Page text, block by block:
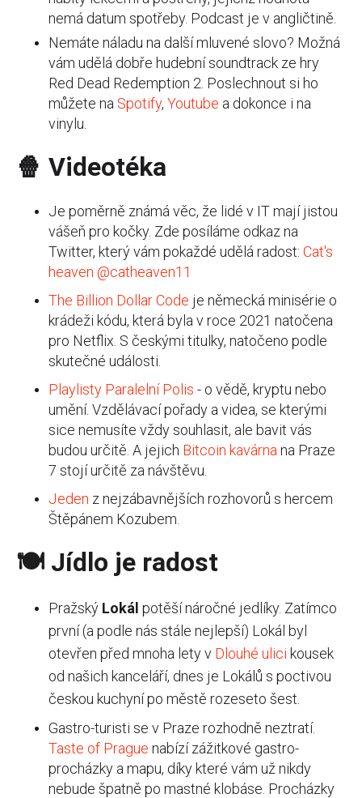
nemá datum spotřeby. Podcast je v angličtině.
Nemáte náladu na další mluvené slovo? Možná
vám udělá dobře hudební soundtrack ze hry
Red Dead Redemption 2. Poslechnout si ho
můžete na Spotify, Youtube a dokonce i na
vinylu.
🍿 Videotéka
Je poměrně známá věc, že lidé v IT mají jistou
vášeň pro kočky. Zde posíláme odkaz na
Twitter, který vám pokaždé udělá radost: Cat's
heaven @catheaven11
The Billion Dollar Code je německá minisérie o
krádeži kódu, která byla v roce 2021 natočena
pro Netflix. S českými titulky, natočeno podle
skutečné události.
Playlisty Paralelní Polis - o vědě, kryptu nebo
umění. Vzdělávací pořady a videa, se kterými
sice nemusíte vždy souhlasit, ale bavit vás
budou určitě. A jejich Bitcoin kavárna na Praze
7 stojí určitě za návštěvu.
Jeden z nejzábavnějších rozhovorů s hercem
Štěpánem Kozubem.
🍽 Jídlo je radost
Pražský Lokál potěší náročné jedlíky. Zatímco
první (a podle nás stále nejlepší) Lokál byl
otevřen před mnoha lety v Dlouhé ulici kousek
od našich kanceláří, dnes je Lokálů s poctivou
českou kuchyní po městě rozeseto šest.
Gastro-turisti se v Praze rozhodně neztratí.
Taste of Prague nabízí zážitkové gastro-
procházky a mapu, díky které vám už nikdy
nebude špatně po mastné klobáse. Procházky